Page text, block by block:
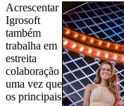
Acrescentar
Igrosoft
também
trabalha em
estreita
colaboração
uma vez que
os principais